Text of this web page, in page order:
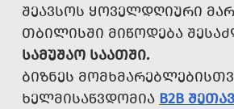
ᲨᲔᲐᲕᲡᲝᲡ ᲧᲝᲕᲔᲚᲓᲦᲘᲣᲠᲘ
ᲗᲑᲘᲚᲘᲡᲨᲘ ᲛᲘᲬᲝᲓᲔᲑᲐ
ᲡᲐᲛᲣᲨᲐᲝ ᲡᲐᲐᲗᲨᲘ.
ᲑᲘᲖᲜᲔᲡ
ᲮᲔᲚᲛᲘᲡᲐᲬᲕᲓᲝᲛᲘᲐ B2B